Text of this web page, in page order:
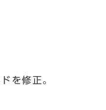
を修正。